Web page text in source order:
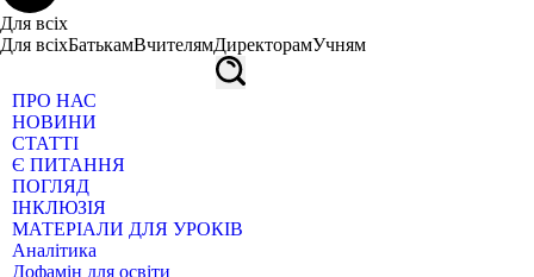
Для всіх
Для всіхБатькамВчителямДиректорамУчням
ПРО НАС
НОВИНИ
СТАТТІ
Є ПИТАННЯ
ПОГЛЯД
ІНКЛЮЗІЯ
МАТЕРІАЛИ ДЛЯ УРОКІВ
Аналітика
Дофамін для освіти